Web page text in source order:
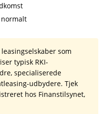
som
typisk RKI-
specialiserede
udbydere. Tjek
hos Finanstilsynet,